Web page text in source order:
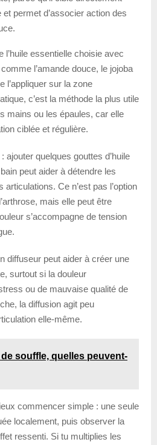
et permet d’associer action des
l’huile essentielle choisie avec
l’amande douce, le jojoba
l’appliquer sur la zone
c’est la méthode la plus utile
mains ou les épaules, car elle
ciblée et régulière.
ajouter quelques gouttes d’huile
peut aider à détendre les
Ce n’est pas l’option
mais elle peut être
s’accompagne de tension
diffuseur peut aider à créer une
surtout si la douleur
ou de mauvaise qualité de
la diffusion agit peu
elle-même.
de souffle, quelles peuvent-
commencer simple : une seule
localement, puis observer la
ressenti. Si tu multiplies les